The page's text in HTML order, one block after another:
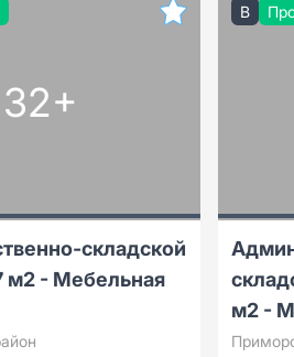
32+
складской
м2 - Мебельная
B
м2 -